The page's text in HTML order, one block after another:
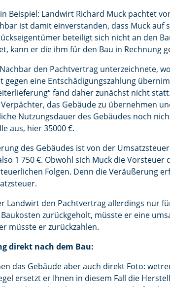
Beispiel: Landwirt Richard Muck pachtet
ist damit einverstanden, dass Muck
beteiligt sich nicht an den
kann er die ihm für den Bau in Rechnung
den Pachtvertrag unterzeichnete,
gegen eine Entschädigungszahlung
fand daher zunächst nicht
das Gebäude zu übernehmen
Nutzungsdauer des Gebäudes noch
aus, hier 35000 €.
des Gebäudes ist von der
1 750 €. Obwohl sich Muck die
Folgen. Denn die Veräußerung
Landwirt den Pachtvertrag allerdings nur
zurückgeholt, müsste er eine
müsste er zurückzahlen.
direkt nach dem Bau:
das Gebäude aber auch direkt Foto:
ersetzt er Ihnen in diesem Fall die